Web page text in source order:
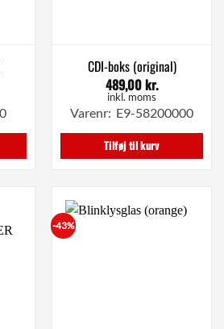
CDI-boks (original)
489,00kr.
inkl. moms
Varenr: E9-58200000
Tilføj til kurv
-43%